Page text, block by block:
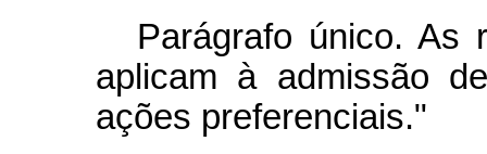
Parágrafo único. As
aplicam à admissão
ações preferenciais."